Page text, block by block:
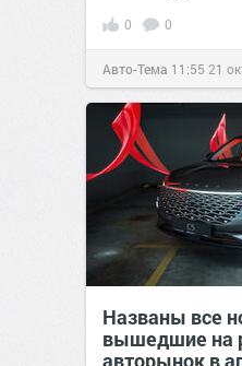
0 0
Авто-Тема 11:55 21
Названы все
вышедшие на